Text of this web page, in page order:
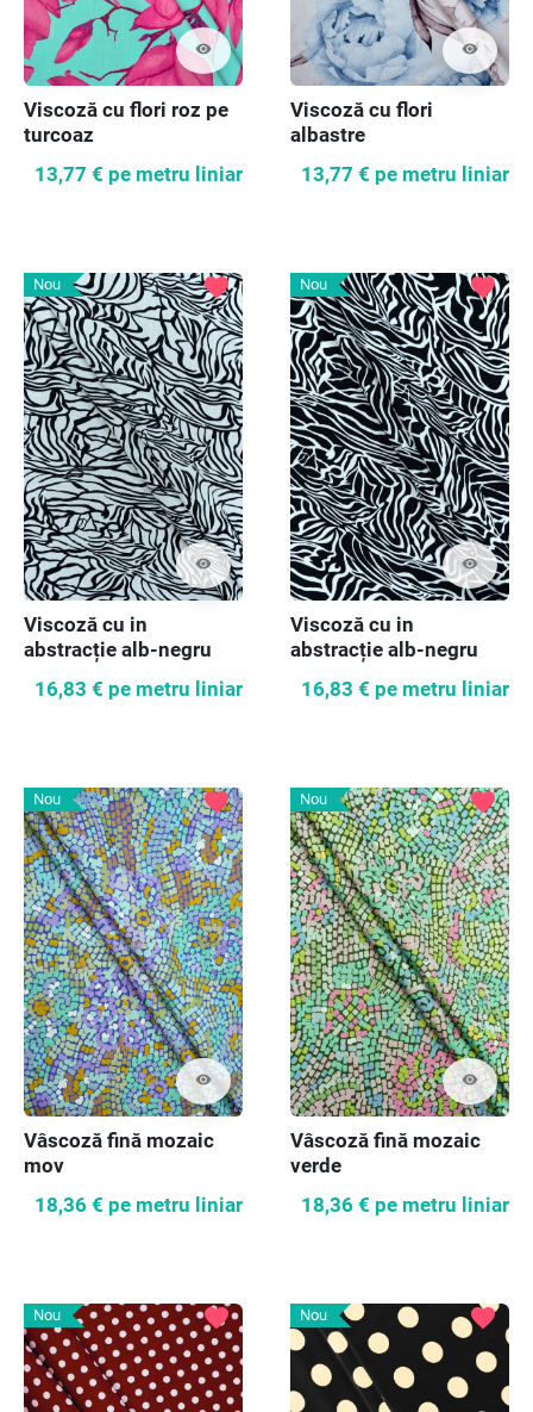
visibility
Viscoză cu flori roz pe
turcoaz
13,77 € pe metru liniar
visibility
Viscoză cu flori
albastre
13,77 € pe metru liniar
Nou
visibility
favorite
Viscoză cu in
abstracție alb-negru
16,83 € pe metru liniar
Nou
visibility
favorite
Viscoză cu in
abstracție alb-negru
16,83 € pe metru liniar
Nou
visibility
favorite
Vâscoză fină mozaic
mov
18,36 € pe metru liniar
Nou
visibility
favorite
Vâscoză fină mozaic
verde
18,36 € pe metru liniar
Nou favorite Nou favorite